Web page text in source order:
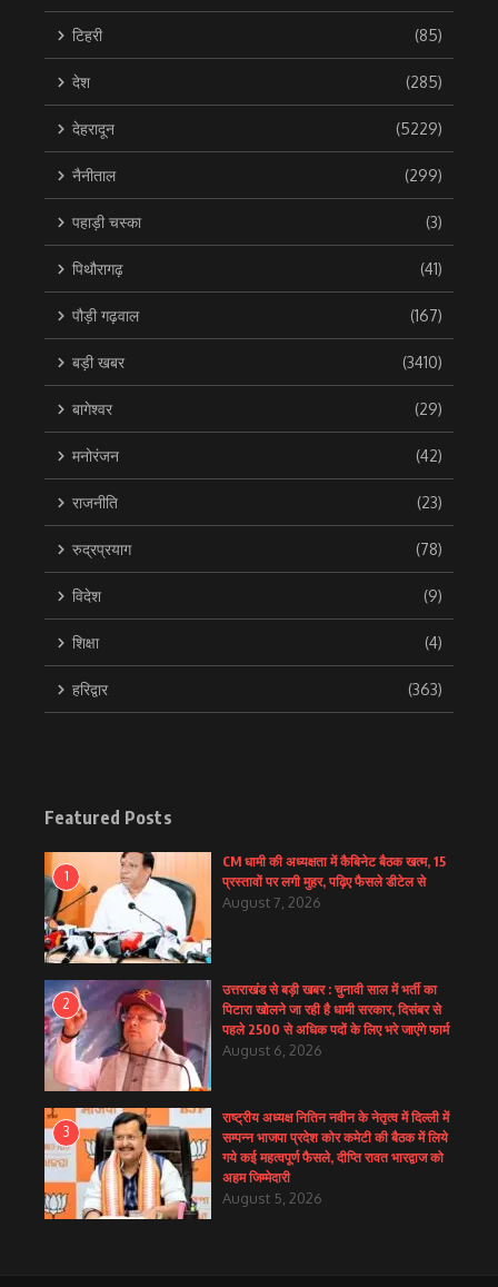
टिहरी (85)
देश (285)
देहरादून (5229)
नैनीताल (299)
पहाड़ी चस्का (3)
पिथौरागढ़ (41)
पौड़ी गढ़वाल (167)
बड़ी खबर (3410)
बागेश्वर (29)
मनोरंजन (42)
राजनीति (23)
रुद्रप्रयाग (78)
विदेश (9)
शिक्षा (4)
हरिद्वार (363)
Featured Posts
1
CM धामी की अध्यक्षता में कैबिनेट बैठक खत्म, 15
प्रस्तावों पर लगी मुहर, पढ़िए फैसले डीटेल से
August 7, 2026
2
उत्तराखंड से बड़ी खबर : चुनावी साल में भर्ती का
पिटारा खोलने जा रही है धामी सरकार, दिसंबर से
पहले 2500 से अधिक पदों के लिए भरे जाएंगे फार्म
August 6, 2026
3
राष्ट्रीय अध्यक्ष नितिन नवीन के नेतृत्व में दिल्ली में
सम्पन्न भाजपा प्रदेश कोर कमेटी की बैठक में लिये
गये कई महत्वपूर्ण फैसले, दीप्ति रावत भारद्वाज को
अहम जिम्मेदारी
August 5, 2026